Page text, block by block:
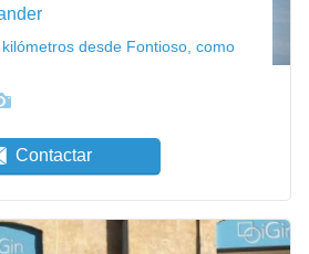
desde Fontioso, como
Contactar